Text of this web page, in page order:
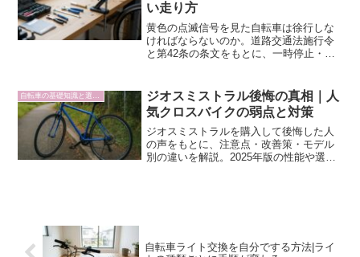
い走り方
黄色の点滅信号を見た自転車は徐行しな
ければならないのか。道路交通法施行令
と第42条の条文をもとに、一時停止・徐
切符制度との関係まで、通勤・日常走行
に役立つ知識をわかりやすくまとめまし
た。
ジオスミストラル後悔の真相｜人
気クロスバイクの弱点と対策
ジオスミストラルを購入して後悔した人
の声をもとに、注意点・改善策・モデル
別の違いを解説。2025年版の性能や選び
自転車ライト交換を自分でする方法|ライ